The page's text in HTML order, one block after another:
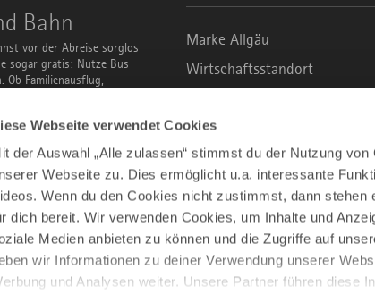
Webseite verwendet Cookies
der Auswahl „Alle zulassen“ stimmst du der Nutzung
Webseite zu. Dies ermöglicht u.a. interessante
Wenn du den Cookies nicht zustimmst, dann stehen
dich bereit. Wir verwenden Cookies, um Inhalte und
Medien anbieten zu können und die Zugriffe auf
wir Informationen zu deiner Verwendung unserer
und Analysen weiter. Unsere Partner führen diese
Bahn
vor der Abreise sorglos
sogar gratis: Nutze Bus
Familienausflug,
Marke Allgäu
Wirtschaftsstandort
Business Service: Angebote
Innovation und Gründung
2026 ALLGÄU ALLE